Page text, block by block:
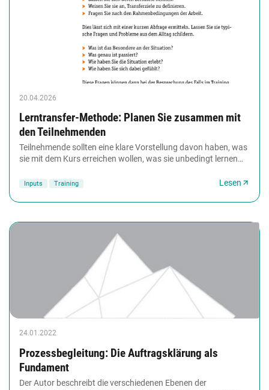
20.04.2026
Lerntransfer-Methode: Planen Sie zusammen mit
den Teilnehmenden
Teilnehmende sollten eine klare Vorstellung davon haben, was
sie mit dem Kurs erreichen wollen, was sie unbedingt lernen
Inputs Training Lesen
24.01.2022
Prozessbegleitung: Die Auftragsklärung als
Fundament
Der Autor beschreibt die verschiedenen Ebenen der